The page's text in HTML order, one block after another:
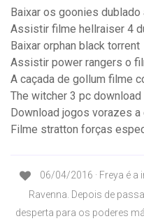
Baixar os goonies dublado
Assistir filme hellraiser 4
Baixar orphan black torrent
Assistir power rangers o
A caçada de gollum filme
The witcher 3 pc
Download jogos vorazes
Filme stratton forças
06/04/2016 · Freya é
Ravenna. Depois de
desperta para os poderes